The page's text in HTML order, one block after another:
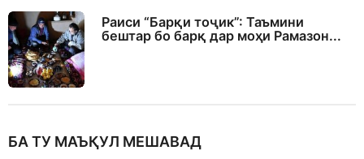
Раиси “Барқи тоҷик”: Таъмини
бештар бо барқ дар моҳи Рамазон...
БА ТУ МАЪҚУЛ МЕШАВАД